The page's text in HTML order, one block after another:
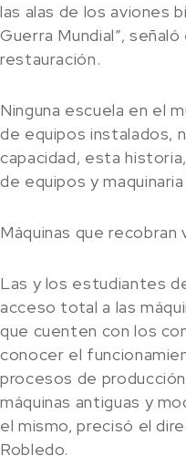
las alas de los aviones
Guerra Mundial”,
restauración.
Ninguna escuela en el
de equipos instalados,
capacidad, esta
de equipos y
Máquinas que recobran
Las y los estudiantes
acceso total a las
que cuenten con los
conocer el
procesos de
máquinas antiguas y
el mismo, precisó el
Robledo.